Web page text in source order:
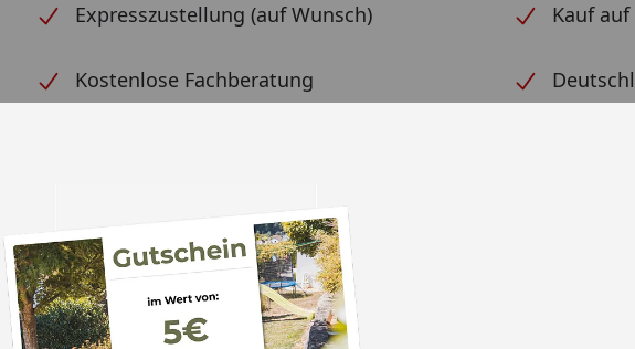
Expresszustellung (auf Wunsch) Kauf
Kostenlose Fachberatung